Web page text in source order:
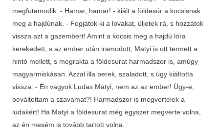
megfutamodik. - Hamar, hamar! - kiált a földesúr a kocsisnak
meg a hajdúnak. - Fogjátok ki a lovakat, üljetek rá, s hozzátok
vissza azt a gazembert! Amint a kocsis meg a hajdú lóra
kerekedett, s az ember után iramodott, Matyi is ott termett a
hintó mellett, s megrakta a földesurat harmadszor is, amúgy
magyarmiskásan. Azzal illa berek, szaladott, s úgy kiáltotta
vissza: - Én vagyok Ludas Matyi, nem az az ember! Úgy-e,
beváltottam a szavamat?! Harmadszor is megvertelek a
ludakért! Ha Matyi a földesurat még egyszer megverte volna,
az én mesém is tovább tartott volna.